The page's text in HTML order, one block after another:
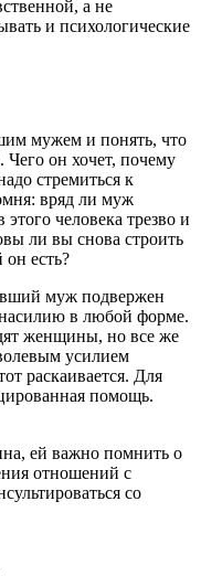
а не
и психологические
мужем и понять, что
Чего он хочет, почему
стремиться к
вряд ли муж
человека трезво и
ли вы снова строить
есть?
муж подвержен
в любой форме.
женщины, но все же
усилием
раскаивается. Для
помощь.
ей важно помнить о
отношений с
со